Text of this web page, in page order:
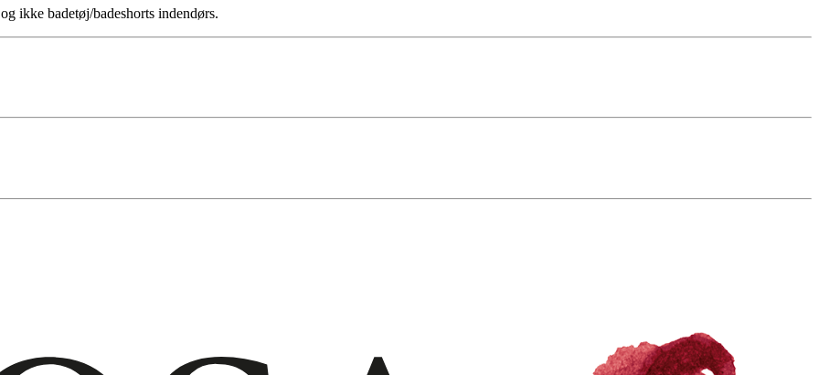
ikke badetøj/badeshorts indendørs.